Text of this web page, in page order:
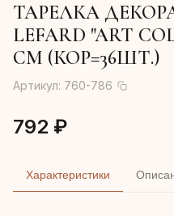
ТАРЕЛКА
LEFARD "ART
СМ (КОР=36ШТ.)
Артикул: 760-786
792 ₽
Характеристики